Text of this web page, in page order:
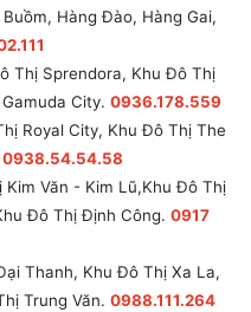
Hàng Đào, Hàng Gai,
Thị Sprendora, Khu Đô Thị
City. 0936.178.559
Royal City, Khu Đô Thị The
0938.54.54.58
Kim Văn - Kim Lũ,Khu Đô Thị
Đô Thị Định Công. 0917
Thanh, Khu Đô Thị Xa La,
Trung Văn. 0988.111.264